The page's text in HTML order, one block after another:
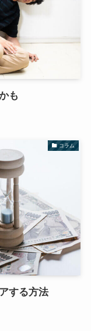
も
コラム
する方法